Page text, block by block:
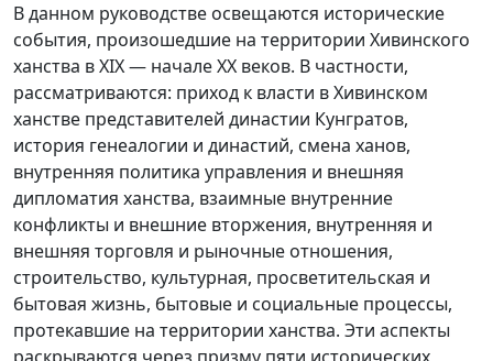
В данном руководстве освещаются исторические
события, произошедшие на территории Хивинского
ханства в XIX — начале XX веков. В частности,
рассматриваются: приход к власти в Хивинском
ханстве представителей династии Кунгратов,
история генеалогии и династий, смена ханов,
внутренняя политика управления и внешняя
дипломатия ханства, взаимные внутренние
конфликты и внешние вторжения, внутренняя и
внешняя торговля и рыночные отношения,
строительство, культурная, просветительская и
бытовая жизнь, бытовые и социальные процессы,
протекавшие на территории ханства. Эти аспекты